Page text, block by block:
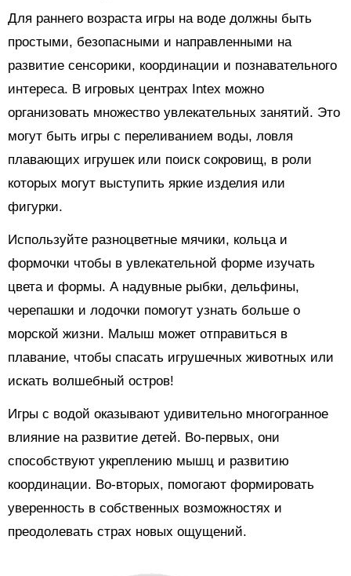
Для раннего возраста игры на воде должны быть
простыми, безопасными и направленными на
развитие сенсорики, координации и познавательного
интереса. В игровых центрах Intex можно
организовать множество увлекательных занятий. Это
могут быть игры с переливанием воды, ловля
плавающих игрушек или поиск сокровищ, в роли
которых могут выступить яркие изделия или
фигурки.
Используйте разноцветные мячики, кольца и
формочки чтобы в увлекательной форме изучать
цвета и формы. А надувные рыбки, дельфины,
черепашки и лодочки помогут узнать больше о
морской жизни. Малыш может отправиться в
плавание, чтобы спасать игрушечных животных или
искать волшебный остров!
Игры с водой оказывают удивительно многогранное
влияние на развитие детей. Во-первых, они
способствуют укреплению мышц и развитию
координации. Во-вторых, помогают формировать
уверенность в собственных возможностях и
преодолевать страх новых ощущений.